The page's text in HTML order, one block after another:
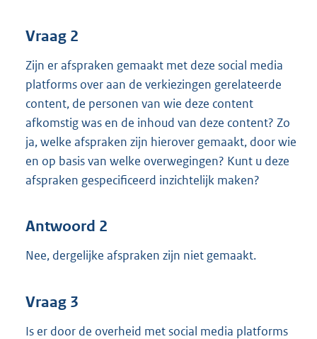
Vraag 2
Zijn er afspraken gemaakt met deze social media
platforms over aan de verkiezingen gerelateerde
content, de personen van wie deze content
afkomstig was en de inhoud van deze content? Zo
ja, welke afspraken zijn hierover gemaakt, door wie
en op basis van welke overwegingen? Kunt u deze
afspraken gespecificeerd inzichtelijk maken?
Antwoord 2
Nee, dergelijke afspraken zijn niet gemaakt.
Vraag 3
Is er door de overheid met social media platforms